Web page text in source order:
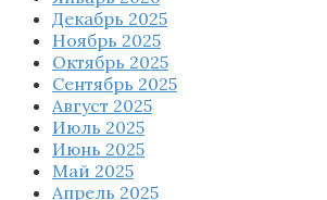
Декабрь 2025
Ноябрь 2025
Октябрь 2025
Сентябрь 2025
Август 2025
Июль 2025
Июнь 2025
Май 2025
Апрель 2025